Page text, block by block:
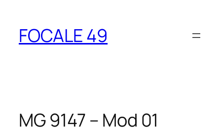
contenu
FOCALE 49
MG 9147 – Mod 01